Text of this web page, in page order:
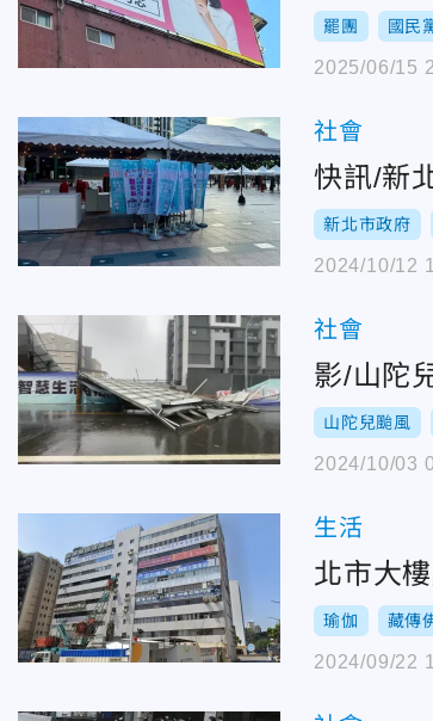
罷團 國民
2025/06/15
社會
快訊/新
新北市政府
2024/10/12
社會
影/山陀
山陀兒颱風
2024/10/03
生活
北市大
瑜伽 藏傳
2024/09/22